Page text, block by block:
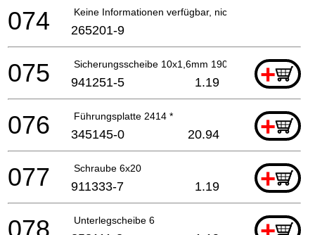
Keine Informationen verfügbar, nicht bestellbar
074 265201-9
Sicherungsscheibe 10x1,6mm 1901/02 +
075 941251-5 1.19
Führungsplatte 2414 * +
076 345145-0 20.94
Schraube 6x20 +
077 911333-7 1.19
Unterlegscheibe 6